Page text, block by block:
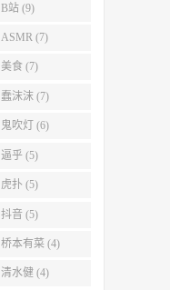
B站 (9)
ASMR (7)
美食 (7)
蠢沫沫 (7)
鬼吹灯 (6)
逼乎 (5)
虎扑 (5)
抖音 (5)
桥本有菜 (4)
清水健 (4)